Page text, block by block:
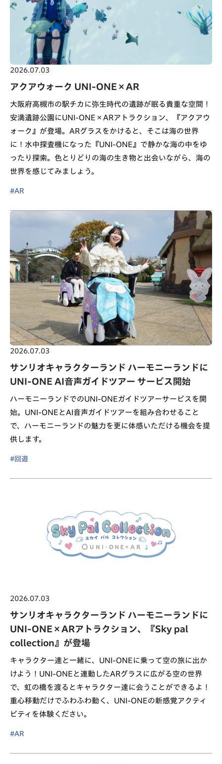
2026.07.03
アクアウォーク UNI-ONE×AR
大阪府高槻市の駅チカに弥生時代の遺跡が眠る貴重な空間！
安満遺跡公園にUNI-ONE×ARアトラクション、『アクアウ
ォーク』が登場。ARグラスをかけると、そこは海の世界
に！水中探査機になった『UNI-ONE』で静かな海の中をゆ
ったり探索。色とりどりの海の生き物と出会いながら、海の
世界を感じてみましょう。
#AR
2026.07.03
サンリオキャラクターランド ハーモニーランドに
UNI-ONE AI音声ガイドツアー サービス開始
ハーモニーランドでのUNI-ONEガイドツアーサービスを開
始。UNI-ONEとAI音声ガイドツアーを組み合わせること
で、ハーモニーランドの魅力を更に体感いただける機会を提
供します。
#回遊
2026.07.03
サンリオキャラクターランド ハーモニーランドに
UNI-ONE×ARアトラクション、『Sky pal
collection』が登場
キャラクター達と一緒に、UNI-ONEに乗って空の旅に出か
けよう！UNI-ONEと連動したARグラスに広がる空の世界
で、虹の橋を渡るとキャラクター達に会うことができるよ！
重心移動だけでふわふわ動く、UNI-ONEの新感覚アクティ
ビティを体験ください。
#AR